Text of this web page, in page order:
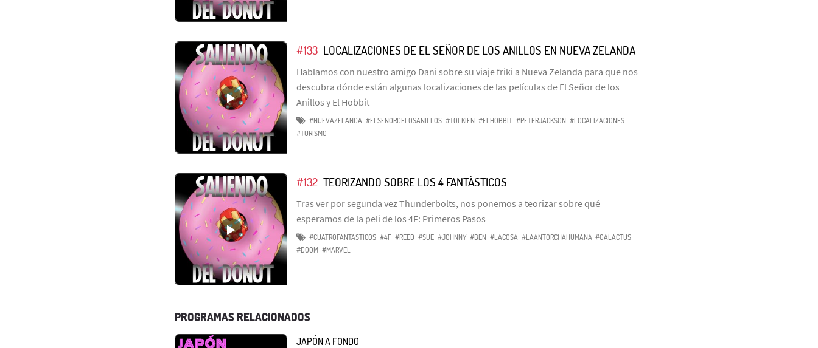
#133 LOCALIZACIONES DE EL SEÑOR DE LOS ANILLOS EN NUEVA ZELANDA
Hablamos con nuestro amigo Dani sobre su viaje friki a Nueva Zelanda para que nos
descubra dónde están algunas localizaciones de las películas de El Señor de los
Anillos y El Hobbit
#NUEVAZELANDA #ELSENORDELOSANILLOS #TOLKIEN #ELHOBBIT #PETERJACKSON #LOCALIZACIONES
#TURISMO
#132 TEORIZANDO SOBRE LOS 4 FANTÁSTICOS
Tras ver por segunda vez Thunderbolts, nos ponemos a teorizar sobre qué
esperamos de la peli de los 4F: Primeros Pasos
#CUATROFANTASTICOS #4F #REED #SUE #JOHNNY #BEN #LACOSA #LAANTORCHAHUMANA #GALACTUS
#DOOM #MARVEL
PROGRAMAS RELACIONADOS
JAPÓN A FONDO